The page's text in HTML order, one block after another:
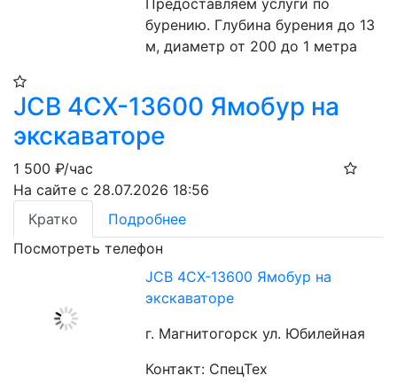
Предоставляем услуги по
бурению. Глубина бурения до 13
м, диаметр от 200 до 1 метра
JCB 4CX-13600 Ямобур на
экскаваторе
1 500 ₽/час
На сайте с 28.07.2026 18:56
Кратко
Подробнее
Посмотреть телефон
JCB 4CX-13600 Ямобур на
экскаваторе
г. Магнитогорск ул. Юбилейная
Контакт: СпецТех